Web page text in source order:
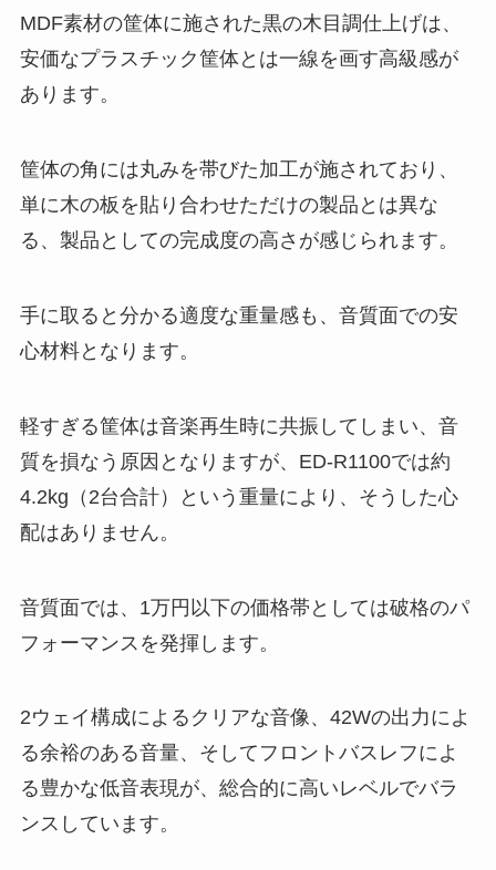
MDF素材の筐体に施された黒の木目調仕上げは、
安価なプラスチック筐体とは一線を画す高級感が
あります。
筐体の角には丸みを帯びた加工が施されており、
単に木の板を貼り合わせただけの製品とは異な
る、製品としての完成度の高さが感じられます。
手に取ると分かる適度な重量感も、音質面での安
心材料となります。
軽すぎる筐体は音楽再生時に共振してしまい、音
質を損なう原因となりますが、ED-R1100では約
4.2kg（2台合計）という重量により、そうした心
配はありません。
音質面では、1万円以下の価格帯としては破格のパ
フォーマンスを発揮します。
2ウェイ構成によるクリアな音像、42Wの出力によ
る余裕のある音量、そしてフロントバスレフによ
る豊かな低音表現が、総合的に高いレベルでバラ
ンスしています。